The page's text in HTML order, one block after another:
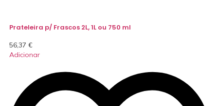
Prateleira p/ Frascos 2L, 1L ou 750 ml
56,37 €
Adicionar